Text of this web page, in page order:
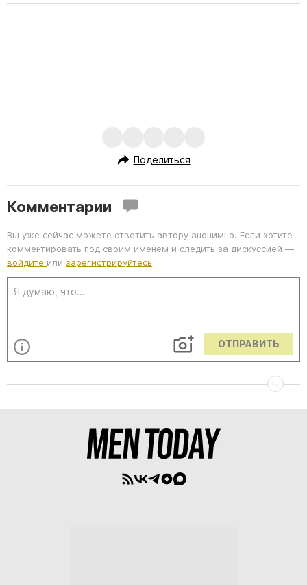
Поделиться
Комментарии
Вы уже сейчас можете ответить автору анонимно. Если хотите
комментировать под своим именем и следить за дискуссией —
войдите или зарегистрируйтесь
ОТПРАВИТЬ